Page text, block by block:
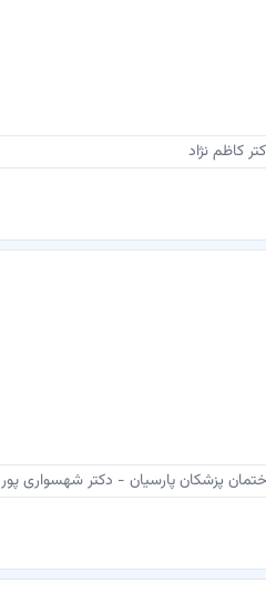
کاظم نژاد
پزشکان پارسیان - دکتر شهسواری پور